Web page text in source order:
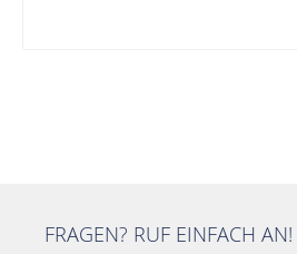
FRAGEN? RUF EINFACH AN!